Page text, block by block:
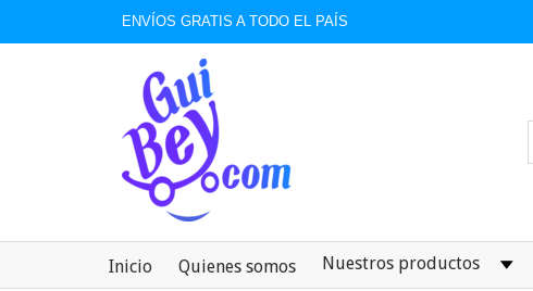
ENVÍOS GRATIS A TODO EL PAÍS
Inicio Quienes somos Nuestros productos